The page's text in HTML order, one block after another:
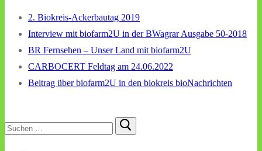
2. Biokreis-Ackerbautag 2019
Interview mit biofarm2U in der BWagrar Ausgabe 50-2018
BR Fernsehen – Unser Land mit biofarm2U
CARBOCERT Feldtag am 24.06.2022
Beitrag über biofarm2U in den biokreis bioNachrichten
Suchen